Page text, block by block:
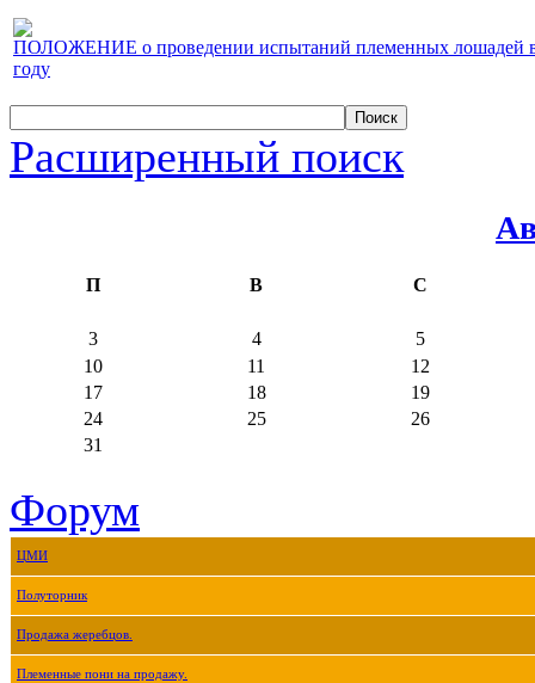
ПОЛОЖЕНИЕ о проведении испытаний племенных лошадей
году
Расширенный поиск
П В С
3 4
5
10
11
12
17
18
19
24
25
26
31
Форум
ЦМИ
Полуторник
Продажа жеребцов.
Племенные пони на продажу.